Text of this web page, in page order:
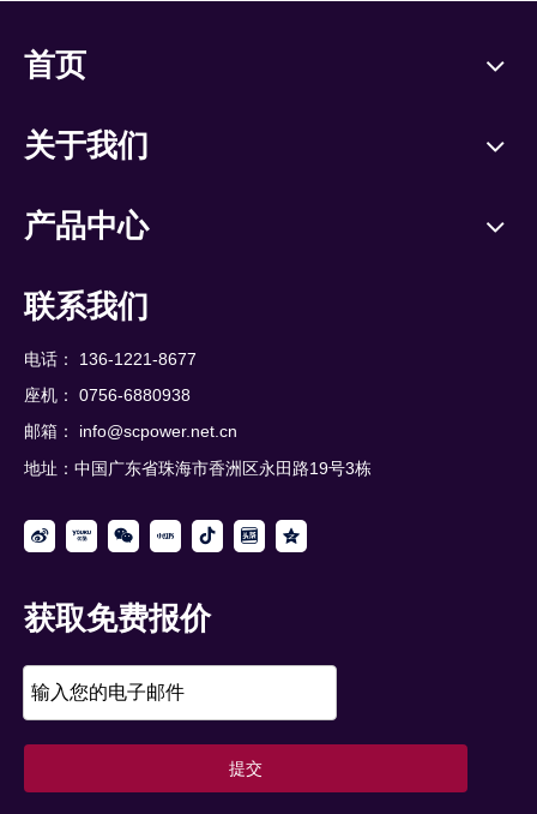
首页
关于我们
产品中心
联系我们
电话： 136-1221-8677
座机： 0756-6880938
邮箱： info@scpower.net.cn
地址：中国广东省珠海市香洲区永田路19号3栋
获取免费报价
提交